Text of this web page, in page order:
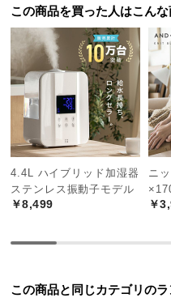
い
て
梱
設
置
サ
ー
ビ
ス
に
この商品を買った人はこん
4.4L ハイブリッド加湿器
ステンレス振動子モデル
￥8,499
ニ
￥
この商品と同じカテゴリの